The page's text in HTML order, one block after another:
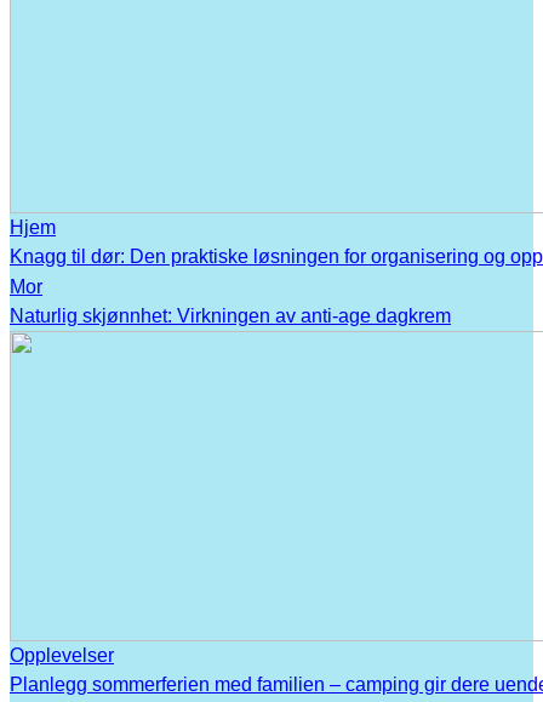
Hjem
Knagg til dør: Den praktiske løsningen for organisering og
Mor
Naturlig skjønnhet: Virkningen av anti-age dagkrem
Opplevelser
Planlegg sommerferien med familien – camping gir dere